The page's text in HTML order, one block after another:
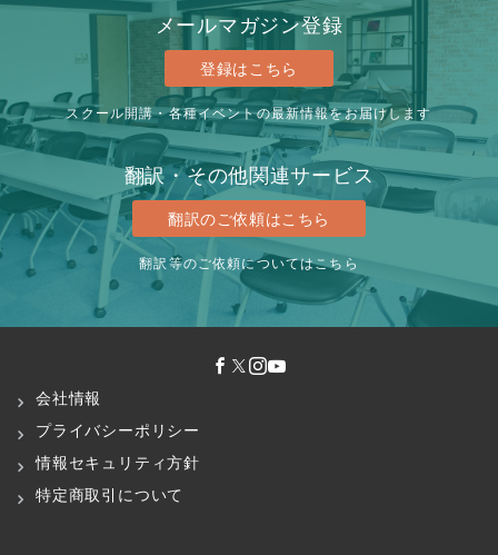
メールマガジン登録
登録はこちら
スクール開講・各種イベントの最新情報をお届けします
翻訳・その他関連サービス
翻訳のご依頼はこちら
翻訳等のご依頼についてはこちら
会社情報
プライバシーポリシー
情報セキュリティ方針
特定商取引について